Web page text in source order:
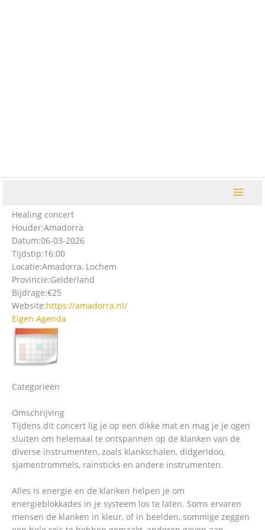
Healing concert
Houder:Amadorra
Datum:06-03-2026
Tijdstip:16:00
Locatie:Amadorra, Lochem
Provincie:Gelderland
Bijdrage:€25
Website:https://amadorra.nl/
Eigen Agenda
Categorieën
Omschrijving
Tijdens dit concert lig je op een dikke mat en mag je je ogen
sluiten om helemaal te ontspannen op de klanken van de
diverse instrumenten, zoals klankschalen, didgeridoo,
sjamentrommels, rainsticks en andere instrumenten.
Alles is energie en de klanken helpen je om
energieblokkades in je systeem los te laten. Soms ervaren
mensen de klanken in kleur, of in beelden, sommige zeggen